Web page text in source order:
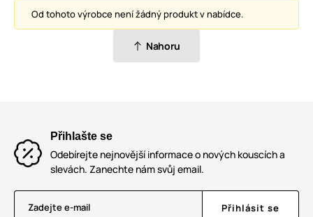
Od tohoto výrobce není žádný produkt v nabídce.
Nahoru
Přihlašte se
Odebírejte nejnovější informace o nových kouscích a
slevách. Zanechte nám svůj email.
Zadejte e-mail Přihlásit se